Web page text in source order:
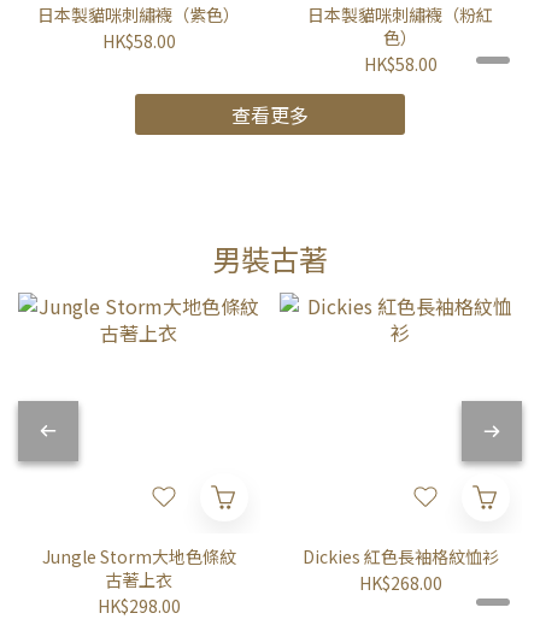
日本製貓咪刺繡襪（紫色）
HK$58.00
日本製貓咪刺繡襪（粉紅
色）
HK$58.00
查看更多
男裝古著
Jungle Storm大地色條紋
古著上衣
HK$298.00
Dickies 紅色長袖格紋恤衫
HK$268.00